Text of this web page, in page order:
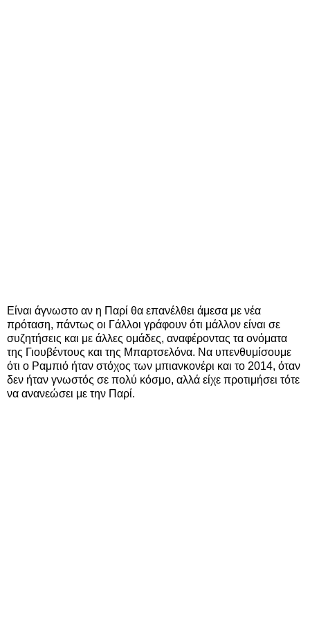
Είναι άγνωστο αν η Παρί θα επανέλθει άμεσα με νέα
πρόταση, πάντως οι Γάλλοι γράφουν ότι μάλλον είναι σε
συζητήσεις και με άλλες ομάδες, αναφέροντας τα ονόματα
της Γιουβέντους και της Μπαρτσελόνα. Να υπενθυμίσουμε
ότι ο Ραμπιό ήταν στόχος των μπιανκονέρι και το 2014, όταν
δεν ήταν γνωστός σε πολύ κόσμο, αλλά είχε προτιμήσει τότε
να ανανεώσει με την Παρί.